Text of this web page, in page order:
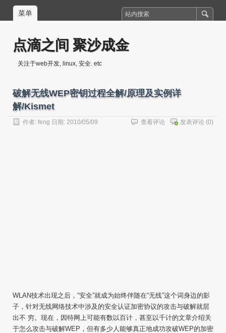
菜单
点滴之间 聚沙成金
关注于web开发, linux, 安全. etc
破解无线WEP密钥过程全解/原理及实例详
解/Kismet
作者: feng 日期: 2010/05/09 发表评论 (0)
查看评论
WLAN技术出现之后，“安全”就成为始终伴随在“无线”这个词身边的影
子，针对无线网络技术中涉及的安全认证加密协议的攻击与破解就层
出不 穷。现在，因特网上可能有数以百计，甚至以千计的文章介绍关
于怎么攻击与破解WEP，但有多少人能够真正地成功攻破WEP的加密